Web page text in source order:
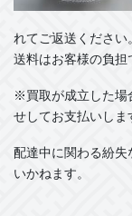
れてご返送ください。
送料はお客様の負担
※買取が成立した場
せしてお支払いしま
配達中に関わる紛失
いかねます。